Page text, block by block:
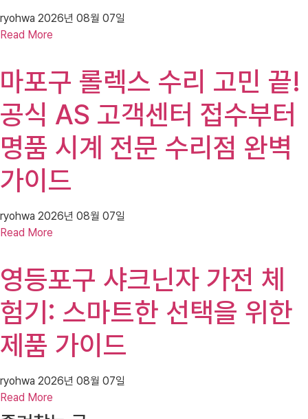
ryohwa 2026년 08월 07일
Read More
마포구 롤렉스 수리 고민 끝!
공식 AS 고객센터 접수부터
명품 시계 전문 수리점 완벽
가이드
ryohwa 2026년 08월 07일
Read More
영등포구 샤크닌자 가전 체
험기: 스마트한 선택을 위한
제품 가이드
ryohwa 2026년 08월 07일
Read More